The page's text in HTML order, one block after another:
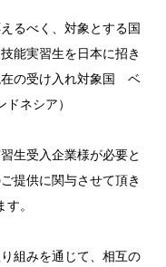
るべく、対象とする国
能実習生を日本に招き
在の受け入れ対象国 ベ
ネシア）
生受入企業様が必要と
提供に関与させて頂き
。
組みを通じて、相互の